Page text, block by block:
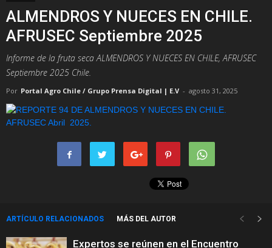
ALMENDROS Y NUECES EN CHILE.
AFRUSEC Septiembre 2025
Informe de la fruta seca ALMENDROS Y NUECES EN CHILE, AFRUSEC
Septiembre 2025 Chile.
Por Portal Agro Chile / Grupo Prensa Digital | E.V - agosto 31, 2025
ARTÍCULO RELACIONADOS MÁS DEL AUTOR
Expertos se reúnen en el Encuentro